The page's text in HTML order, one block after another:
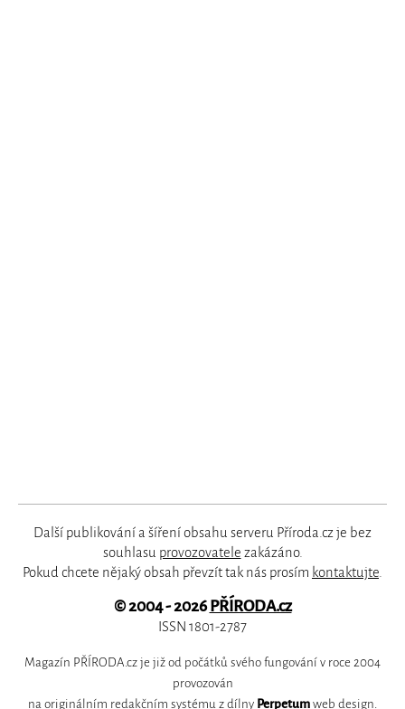
Další publikování a šíření obsahu serveru Příroda.cz je bez
souhlasu provozovatele zakázáno.
Pokud chcete nějaký obsah převzít tak nás prosím kontaktujte
© 2004 - 2026PŘÍRODA.cz
ISSN 1801-2787
Magazín PŘÍRODA.cz je již od počátků svého fungování v roce 2004
provozován
na originálním redakčním systému z dílny Perpetum web design.